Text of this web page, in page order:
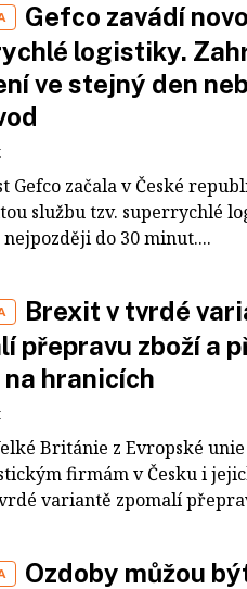
Gefco zavádí
logistiky.
ve stejný den
Gefco začala v České
službu tzv. superrychlé
do 30 minut....
Brexit v tvrdé
přepravu zboží a
hranicích
Británie z Evropské
firmám v Česku i
variantě zpomalí
Ozdoby můžou